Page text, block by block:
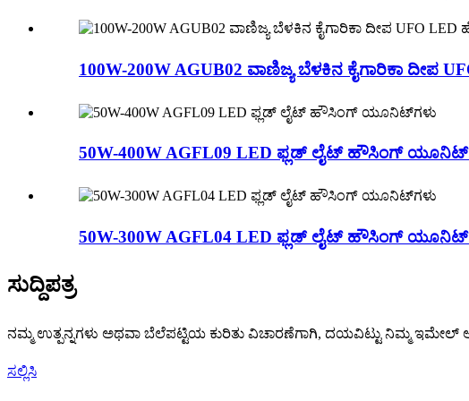
100W-200W AGUB02 ವಾಣಿಜ್ಯ ಬೆಳಕಿನ ಕೈಗಾರಿಕಾ ದೀಪ
50W-400W AGFL09 LED ಫ್ಲಡ್ ಲೈಟ್ ಹೌಸಿಂಗ್
50W-300W AGFL04 LED ಫ್ಲಡ್ ಲೈಟ್ ಹೌಸಿಂಗ್
ಸುದ್ದಿಪತ್ರ
ನಮ್ಮ ಉತ್ಪನ್ನಗಳು ಅಥವಾ ಬೆಲೆಪಟ್ಟಿಯ ಕುರಿತು ವಿಚಾರಣೆಗಾಗಿ, ದಯವಿಟ್ಟು ನಿಮ್ಮ ಇಮೇಲ್
ಸಲ್ಲಿಸಿ